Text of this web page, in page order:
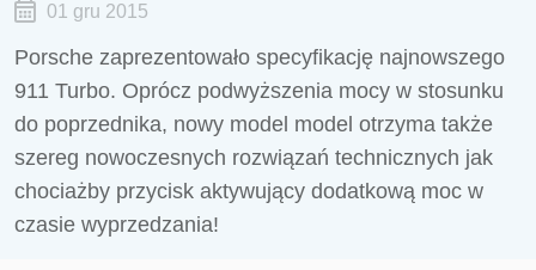
01 gru 2015
Porsche zaprezentowało specyfikację najnowszego
911 Turbo. Oprócz podwyższenia mocy w stosunku
do poprzednika, nowy model model otrzyma także
szereg nowoczesnych rozwiązań technicznych jak
chociażby przycisk aktywujący dodatkową moc w
czasie wyprzedzania!